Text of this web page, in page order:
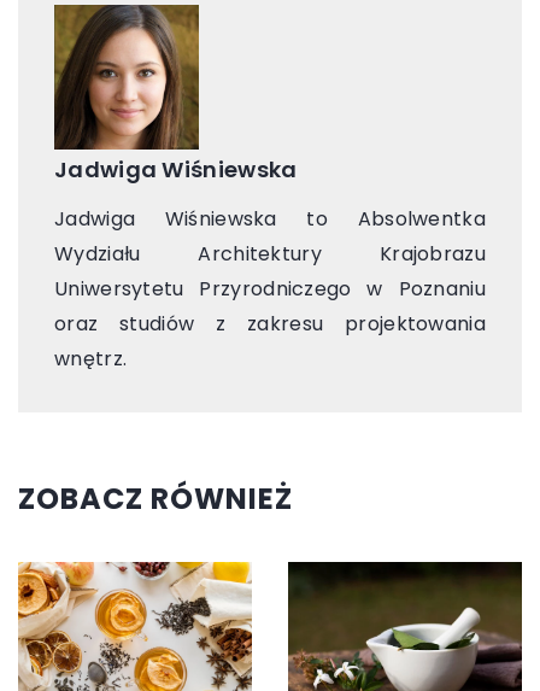
Jadwiga Wiśniewska
Jadwiga Wiśniewska to Absolwentka
Wydziału Architektury Krajobrazu
Uniwersytetu Przyrodniczego w Poznaniu
oraz studiów z zakresu projektowania
wnętrz.
ZOBACZ RÓWNIEŻ